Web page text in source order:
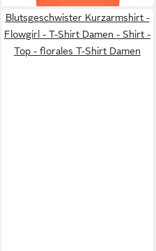
Blutsgeschwister Kurzarmshirt -
Flowgirl - T-Shirt Damen - Shirt -
Top - florales T-Shirt Damen